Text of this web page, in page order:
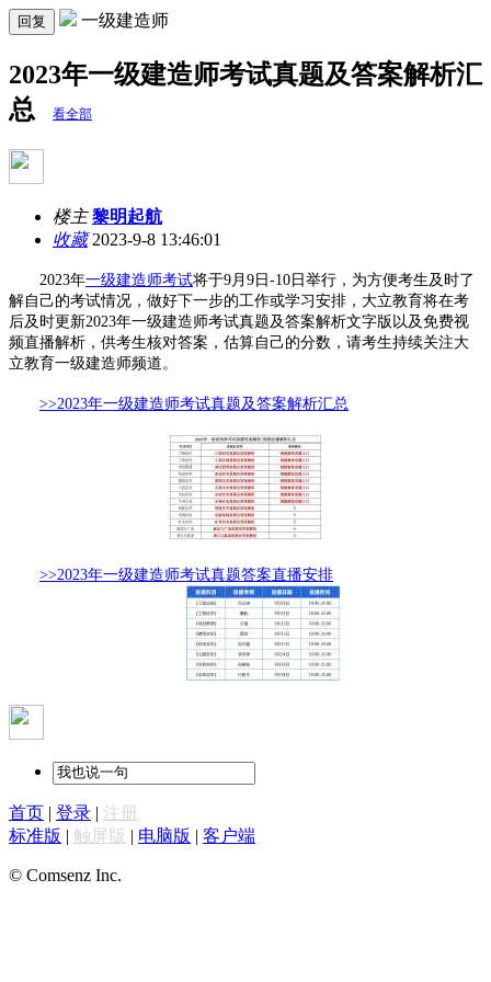
回复 一级建造师
2023年一级建造师考试真题及答案解析汇
总
看全部
楼主 黎明起航
收藏2023-9-8 13:46:01
2023年一级建造师考试将于9月9日-10日举行，为方便考生及时了
解自己的考试情况，做好下一步的工作或学习安排，大立教育将在考
后及时更新2023年一级建造师考试真题及答案解析文字版以及免费视
频直播解析，供考生核对答案，估算自己的分数，请考生持续关注大
立教育一级建造师频道。
>>2023年一级建造师考试真题及答案解析汇总
>>2023年一级建造师考试真题答案直播安排
首页 | 登录 | 注册
标准版 | 触屏版 | 电脑版 | 客户端
© Comsenz Inc.